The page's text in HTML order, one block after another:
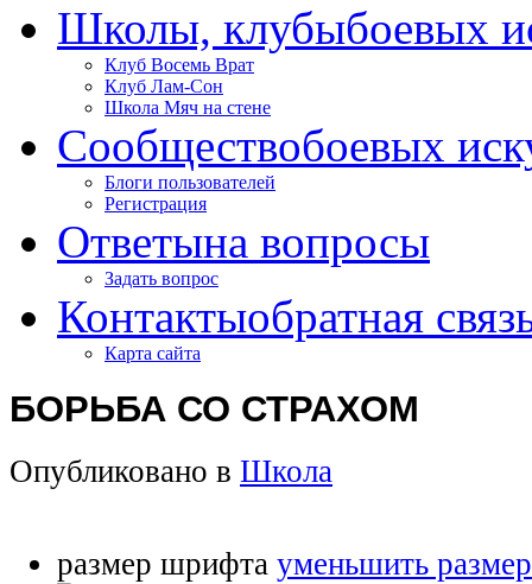
Школы, клубыбоевых
Клуб Восемь Врат
Клуб Лам-Сон
Школа Мяч на стене
Сообществобоевых
Блоги пользователей
Регистрация
Ответына вопросы
Задать вопрос
Контактыобратная
Карта сайта
БОРЬБА СО СТРАХОМ
Опубликовано в Школа
размер шрифта уменьшить